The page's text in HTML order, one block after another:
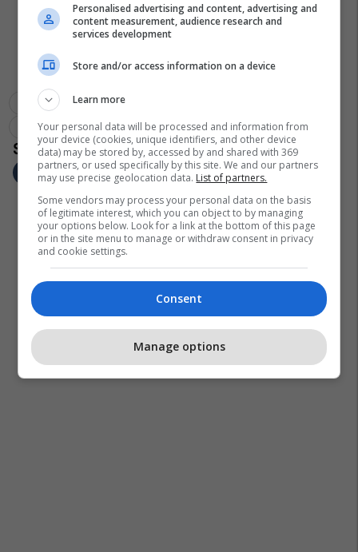
Superliga E Suedisë
Bersant Celina
Personalised advertising and content, advertising and
content measurement, audience research and
services development
Store and/or access information on a device
Learn more
Your personal data will be processed and information from
your device (cookies, unique identifiers, and other device
data) may be stored by, accessed by and shared with 369
partners, or used specifically by this site. We and our partners
may use precise geolocation data. List of partners.
Some vendors may process your personal data on the basis
of legitimate interest, which you can object to by managing
your options below. Look for a link at the bottom of this page
or in the site menu to manage or withdraw consent in privacy
and cookie settings.
Consent
Manage options